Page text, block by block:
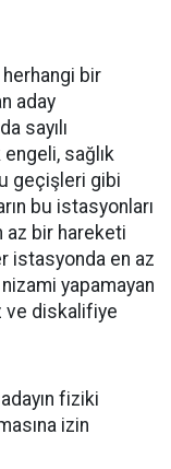
bir
aday
sayılı
sağlık
geçişleri gibi
bu istasyonları
bir hareketi
istasyonda en az
yapamayan
ve diskalifiye
fiziki
izin